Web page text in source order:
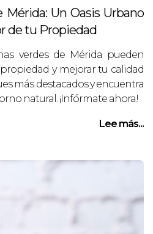
Mérida: Un Oasis Urbano
de tu Propiedad
verdes de Mérida pueden
y mejorar tu calidad
más destacados y encuentra
natural. ¡Infórmate ahora!
Lee más...